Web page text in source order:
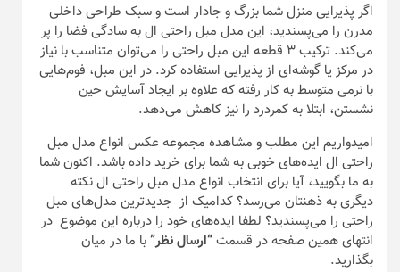
اگر پذیرایی منزل شما بزرگ و جادار است و سبک طراحی داخلی
مدرن را می‌پسندید، این مدل مبل راحتی ال به سادگی فضا را پر
می‌کند. ترکیب ۳ قطعه این مبل راحتی را می‌توان متناسب با نیاز
در مرکز یا گوشه‌ای از پذیرایی استفاده کرد. در این مبل، فوم‌هایی
با نرمی متوسط به کار رفته که علاوه بر ایجاد آسایش حین
نشستن، ابتلا به کمردرد را نیز کاهش می‌دهد.
امیدواریم این مطلب و مشاهده مجموعه عکس انواع مدل مبل
راحتی ال ایده‌های خوبی به شما برای خرید داده باشد. اکنون شما
به ما بگویید، آیا برای انتخاب انواع مدل مبل راحتی ال نکته
دیگری به ذهنتان می‌رسد؟ کدامیک از جدیدترین مدل‌های مبل
راحتی را می‌پسندید؟ لطفا ایده‌های خود را درباره این موضوع در
انتهای همین صفحه در قسمت“ارسال نظر”با ما در میان
بگذارید.